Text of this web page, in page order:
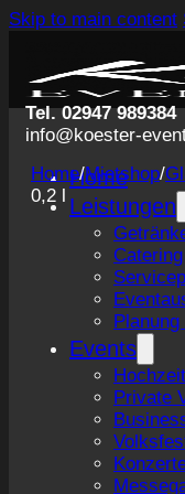
Skip to main content
Tel. 02947 989384
info@koester-
Home
Leistungen
Catering
Events
Private
Home/Mietshop/
0,2 l